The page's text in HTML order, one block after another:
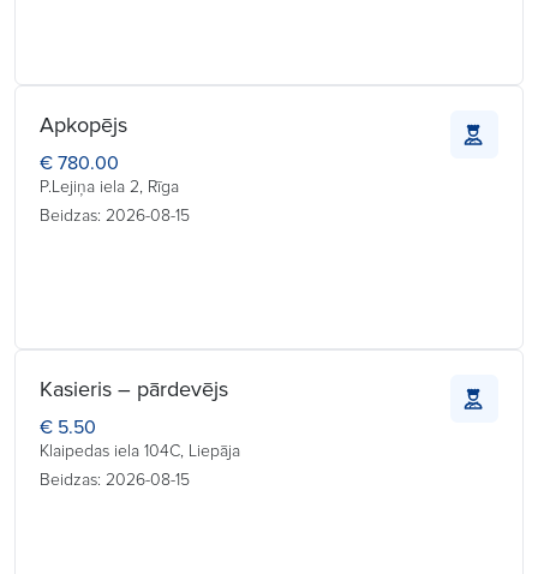
Apkopējs
€ 780.00
P.Lejiņa iela 2, Rīga
Beidzas: 2026-08-15
Kasieris – pārdevējs
€ 5.50
Klaipedas iela 104C, Liepāja
Beidzas: 2026-08-15